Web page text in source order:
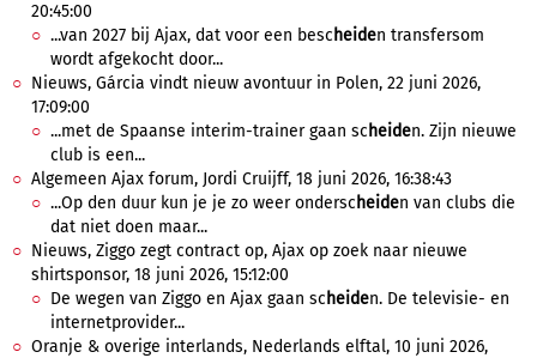
20:45:00
...van 2027 bij Ajax, dat voor een besc heiden transfersom
wordt afgekocht door...
Nieuws, Gárcia vindt nieuw avontuur in Polen, 22 juni 2026,
17:09:00
...met de Spaanse interim-trainer gaan sc heiden. Zijn nieuwe
club is een...
Algemeen Ajax forum, Jordi Cruijff, 18 juni 2026, 16:38:43
...Op den duur kun je je zo weer ondersc heiden van clubs die
dat niet doen maar...
Nieuws, Ziggo zegt contract op, Ajax op zoek naar nieuwe
shirtsponsor, 18 juni 2026, 15:12:00
De wegen van Ziggo en Ajax gaan sc heiden. De televisie- en
internetprovider...
Oranje & overige interlands, Nederlands elftal, 10 juni 2026,